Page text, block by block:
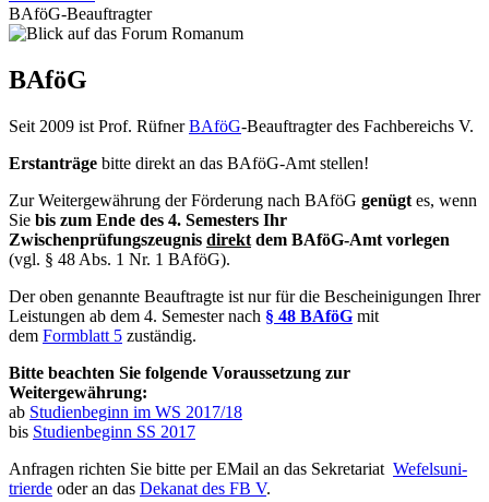
BAföG-Beauftragter
BAföG
Seit 2009 ist Prof. RüfnerBAföG-Beauftragter des Fachbereichs V.
Erstanträge bitte direkt an das BAföG-Amt stellen!
Zur Weitergewährung der Förderung nach BAföG genügt es, wenn
Sie bis zum Ende des 4. Semesters Ihr
Zwischenprüfungszeugnis direkt dem BAföG-Amt vorlegen
(vgl. § 48 Abs. 1 Nr. 1 BAföG).
Der oben genannte Beauftragte ist nur für die Bescheinigungen Ihrer
Leistungen ab dem 4. Semester nach § 48 BAföG mit
dem Formblatt 5 zuständig.
Bitte beachten Sie folgende Voraussetzung zur
Weitergewährung:
ab Studienbeginn im WS 2017/18
bis Studienbeginn SS 2017
Anfragen richten Sie bitte per EMail an das Sekretariat Wefelsuni-
trierde oder an das Dekanat des FB V.